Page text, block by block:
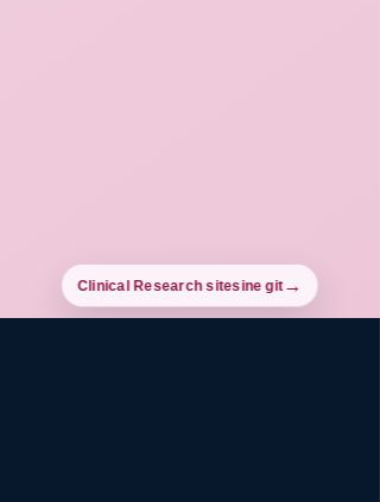
Clinical Research sitesine git